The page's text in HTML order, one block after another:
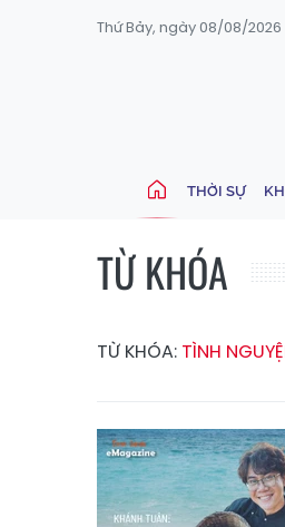
Thứ Bảy, ngày 08/08/2026
THỜI SỰ
TỪ KHÓA
TỪ KHÓA: TÌNH